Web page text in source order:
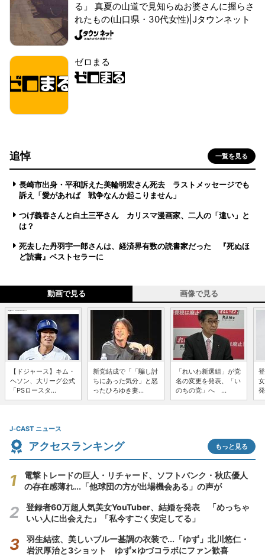
る」 真夏の山道で見知らぬお婆さんに握らさ
れたもの(山口県・30代女性)|Jタウンネット
ゼロまる
追悼 一覧を見る
長崎市出身・平和訴えた美輪明宏さん死去 ラストメッセージでも
訴え「愛があれば 戦争なんか起こりません」
つげ義春さんと白土三平さん カリスマ漫画家、二人の「違い」と
は？
死去した丹羽宇一郎さんは、経済界有数の読書家だった 『死ぬほ
ど読書』ベストセラーに
動画で見る 画像で見る
【ドジャース】キム・
ヘソン、大リーグ公式
「PSロースタ...
新党結成で「「騙し討
ちにあった気分」と怒
ったひろゆき妻...
「れいわ新選組」が党
名の変更を発表、「い
のちの党」へ ...
J-CAST ニュース
アクセスランキング もっと見る
電撃トレードの巨人・リチャード、ソフトバンク・秋広優人
の存在感薄れ...「他球団の方が出場機会ある」の声が
登録者60万超人気美女YouTuber、結婚を発表 「めっちゃ
いい人に出会えた」「私今すごく安定してる」
羽生結弦、美しいブルー基調の衣装で...「ゆず」北川悠仁・
岩沢厚治と3ショット ゆず×ゆづコラボにファン歓喜